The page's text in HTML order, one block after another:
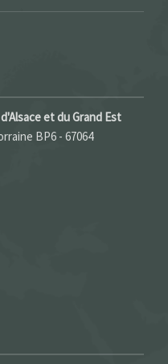
et du Grand Est
BP6 - 67064